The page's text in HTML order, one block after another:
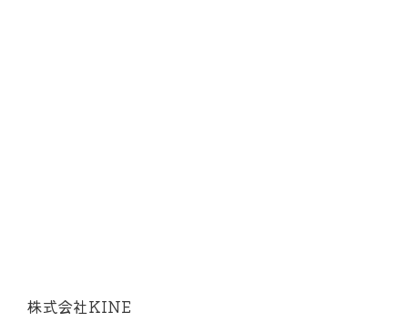
株式会社KINE